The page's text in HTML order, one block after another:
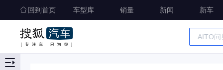
回到首页 车型库 销量 新闻 新车
启境
庆铃汽车